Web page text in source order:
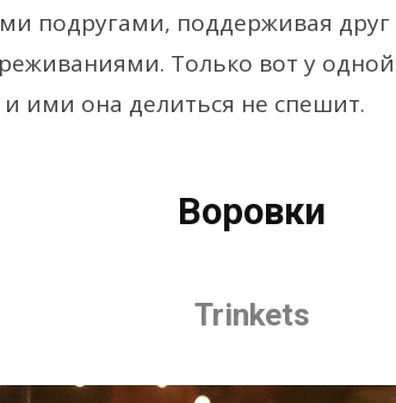
подругами, поддерживая
Только вот у
и ими она делиться не спешит.
Воровки
Trinkets